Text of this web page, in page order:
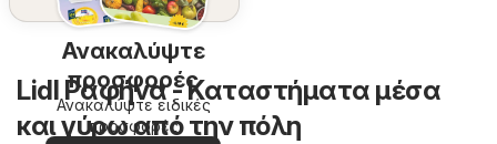
Ανακαλύψτε
προσφορές
Ανακαλύψτε ειδικές
προσφορές
Lidl Ραφήνα - Καταστήματα μέσα
και γύρω από την πόλη